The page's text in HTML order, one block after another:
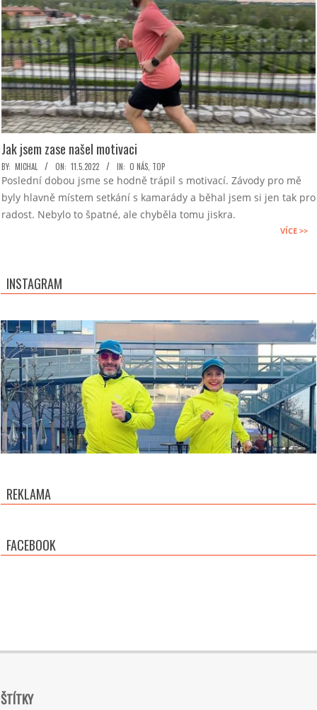
Jak jsem zase našel motivaci
2022-
05-
11
BY: MICHAL ON: 11.5.2022 IN: O NÁS TOP
Poslední dobou jsme se hodně trápil s motivací. Závody pro mě
byly hlavně místem setkání s kamarády a běhal jsem si jen tak pro
radost. Nebylo to špatné, ale chyběla tomu jiskra.
VÍCE >>
INSTAGRAM
REKLAMA
FACEBOOK
ŠTÍTKY